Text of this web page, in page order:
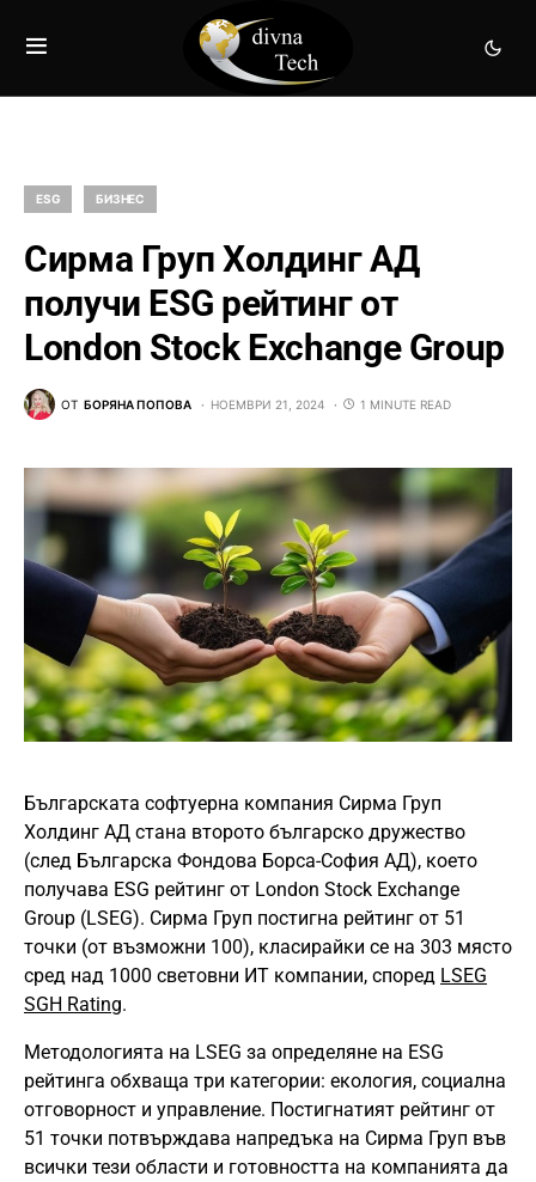
ESG БИЗНЕС
Сирма Груп Холдинг АД
получи ESG рейтинг от
London Stock Exchange Group
ОТ БОРЯНА ПОПОВА НОЕМВРИ 21, 2024 1 MINUTE READ
Българската софтуерна компания Сирма Груп
Холдинг АД стана второто българско дружество
(след Българска Фондова Борса-София АД), което
получава ESG рейтинг от London Stock Exchange
Group (LSEG). Сирма Груп постигна рейтинг от 51
точки (от възможни 100), класирайки се на 303 място
сред над 1000 световни ИТ компании, според LSEG
SGH Rating.
Методологията на LSEG за определяне на ESG
рейтинга обхваща три категории: екология, социална
отговорност и управление. Постигнатият рейтинг от
51 точки потвърждава напредъка на Сирма Груп във
всички тези области и готовността на компанията да